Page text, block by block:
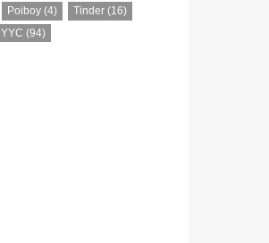
Poiboy (4) Tinder(16)
YYC (94)